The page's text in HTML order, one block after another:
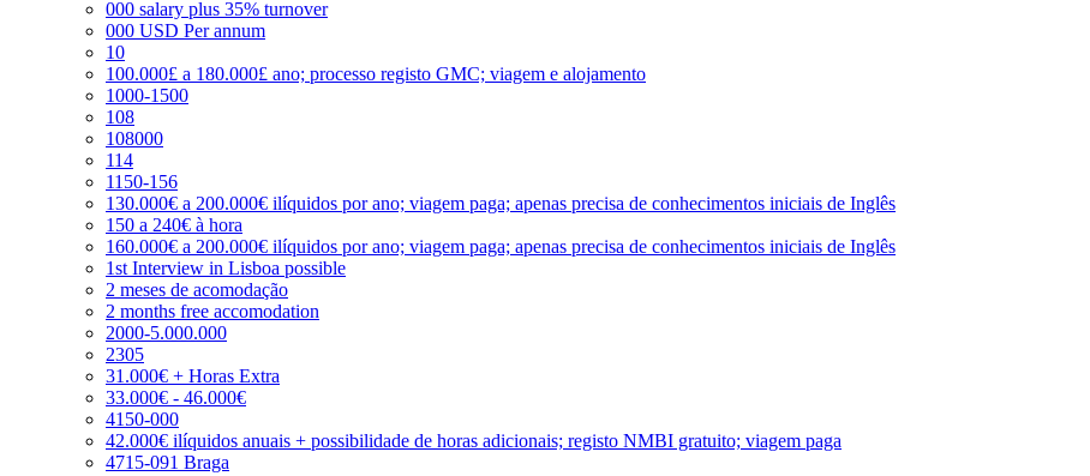
000 salary plus 35% turnover
000 USD Per annum
10
100.000£ a 180.000£ ano; processo registo GMC; viagem e alojamento
1000-1500
108
108000
114
1150-156
130.000€ a 200.000€ ilíquidos por ano; viagem paga; apenas precisa de conhecimentos iniciais de Inglês
150 a 240€ à hora
160.000€ a 200.000€ ilíquidos por ano; viagem paga; apenas precisa de conhecimentos iniciais de Inglês
1st Interview in Lisboa possible
2 meses de acomodação
2 months free accomodation
2000-5.000.000
2305
31.000€ + Horas Extra
33.000€ - 46.000€
4150-000
42.000€ ilíquidos anuais + possibilidade de horas adicionais; registo NMBI gratuito; viagem paga
4715-091 Braga